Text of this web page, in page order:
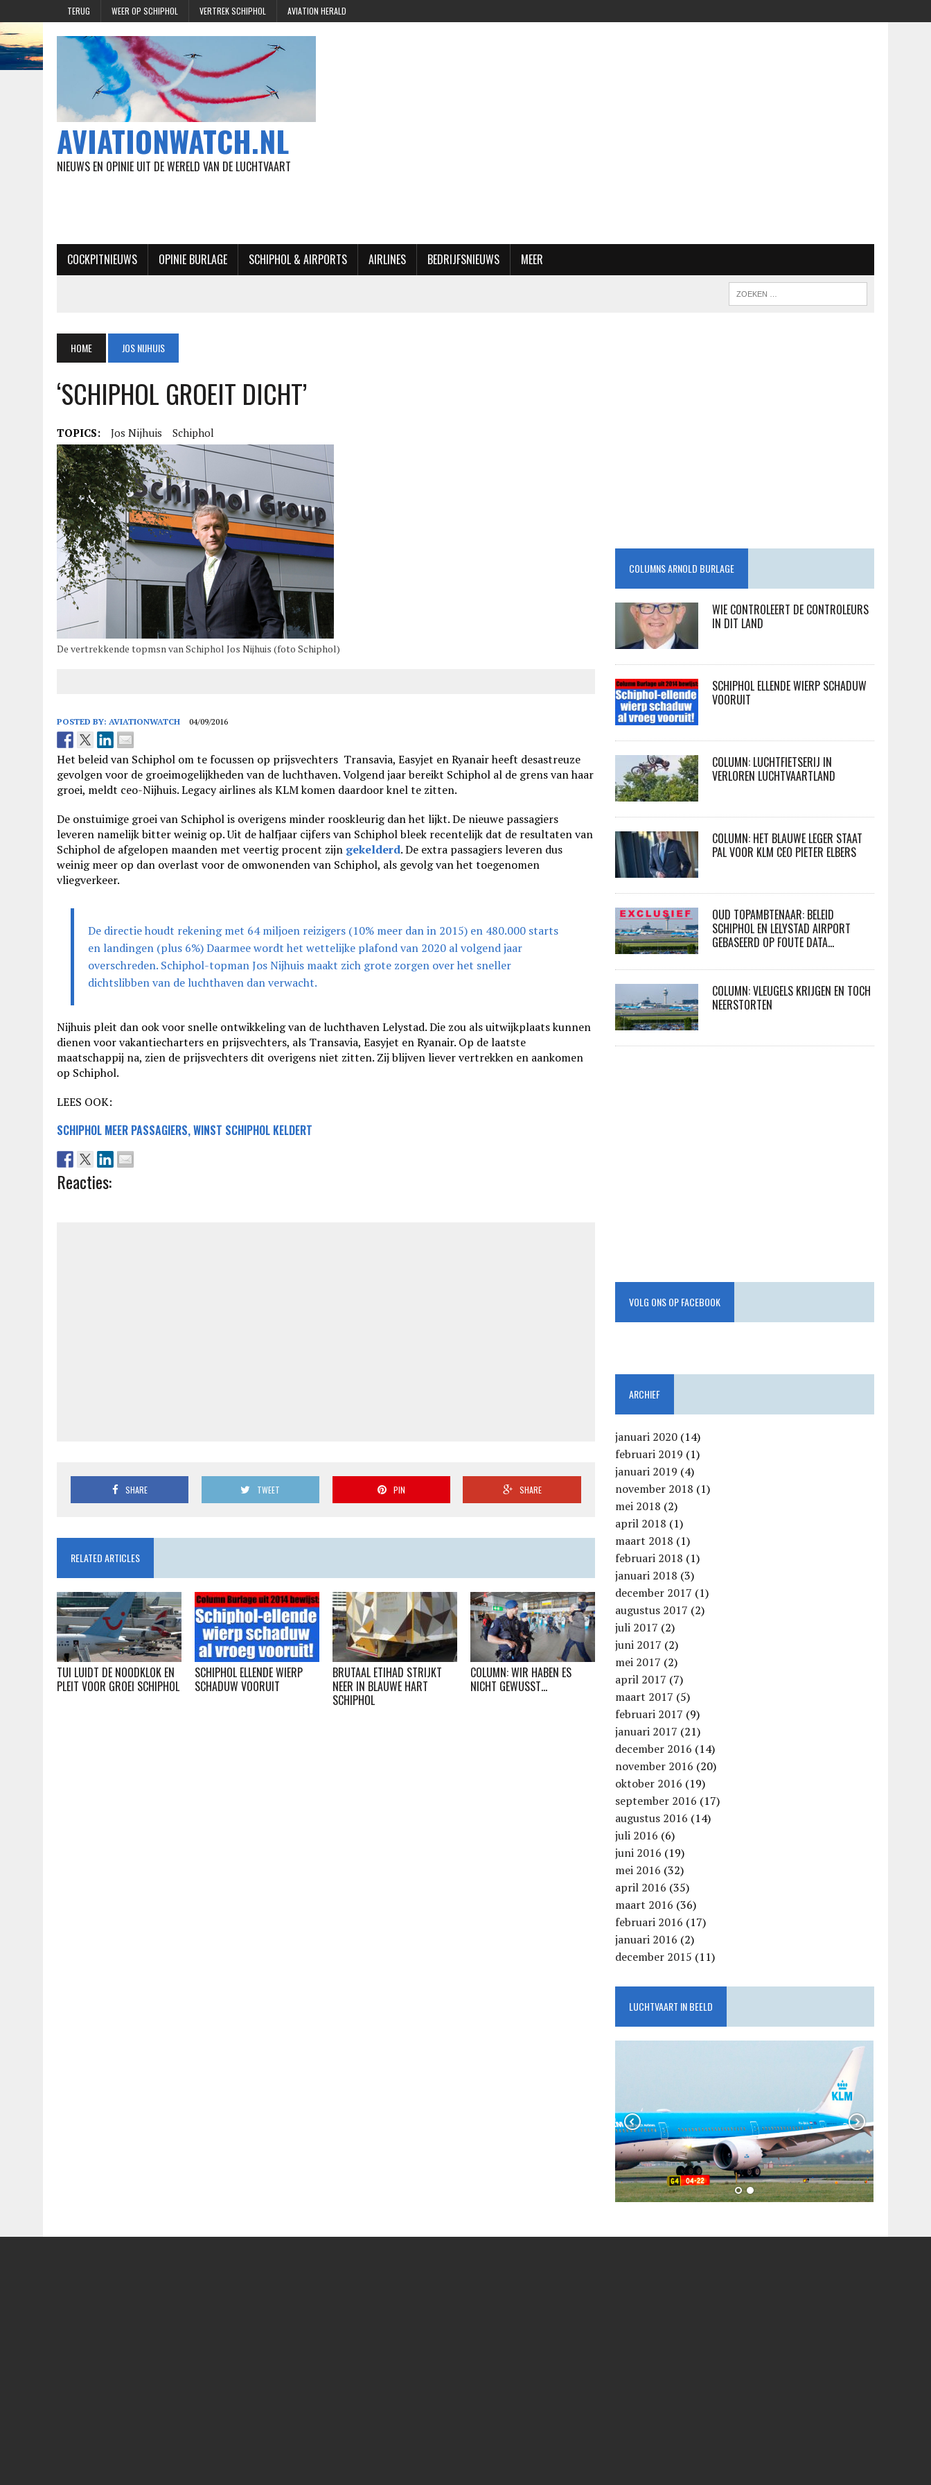
TERUG WEER OP SCHIPHOL VERTREK SCHIPHOL AVIATION HERALD
AVIATIONWATCH.NL
NIEUWS EN OPINIE UIT DE WERELD VAN DE LUCHTVAART
COCKPITNIEUWS OPINIE BURLAGE SCHIPHOL & AIRPORTS AIRLINES BEDRIJFSNIEUWS MEER
HOME JOS NIJHUIS
‘SCHIPHOL GROEIT DICHT’
TOPICS: Jos Nijhuis Schiphol
De vertrekkende topmsn van Schiphol Jos Nijhuis (foto Schiphol)
POSTED BY: AVIATIONWATCH 04/09/2016
Het beleid van Schiphol om te focussen op prijsvechters Transavia, Easyjet en Ryanair heeft desastreuze
gevolgen voor de groeimogelijkheden van de luchthaven. Volgend jaar bereikt Schiphol al de grens van haar
groei, meldt ceo-Nijhuis. Legacy airlines als KLM komen daardoor knel te zitten.
De onstuimige groei van Schiphol is overigens minder rooskleurig dan het lijkt. De nieuwe passagiers
leveren namelijk bitter weinig op. Uit de halfjaar cijfers van Schiphol bleek recentelijk dat de resultaten van
Schiphol de afgelopen maanden met veertig procent zijn gekelderd. De extra passagiers leveren dus
weinig meer op dan overlast voor de omwonenden van Schiphol, als gevolg van het toegenomen
vliegverkeer.
De directie houdt rekening met 64 miljoen reizigers (10% meer dan in 2015) en 480.000 starts
en landingen (plus 6%) Daarmee wordt het wettelijke plafond van 2020 al volgend jaar
overschreden. Schiphol-topman Jos Nijhuis maakt zich grote zorgen over het sneller
dichtslibben van de luchthaven dan verwacht.
Nijhuis pleit dan ook voor snelle ontwikkeling van de luchthaven Lelystad. Die zou als uitwijkplaats kunnen
dienen voor vakantiecharters en prijsvechters, als Transavia, Easyjet en Ryanair. Op de laatste
maatschappij na, zien de prijsvechters dit overigens niet zitten. Zij blijven liever vertrekken en aankomen
op Schiphol.
LEES OOK:
SCHIPHOL MEER PASSAGIERS, WINST SCHIPHOL KELDERT
Reacties:
SHARE TWEET PIN SHARE
RELATED ARTICLES
TUI LUIDT DE NOODKLOK EN
PLEIT VOOR GROEI SCHIPHOL
SCHIPHOL ELLENDE WIERP
SCHADUW VOORUIT
BRUTAAL ETIHAD STRIJKT
NEER IN BLAUWE HART
SCHIPHOL
COLUMN: WIR HABEN ES
NICHT GEWUSST…
COLUMNS ARNOLD BURLAGE
WIE CONTROLEERT DE CONTROLEURS
IN DIT LAND
SCHIPHOL ELLENDE WIERP SCHADUW
VOORUIT
COLUMN: LUCHTFIETSERIJ IN
VERLOREN LUCHTVAARTLAND
COLUMN: HET BLAUWE LEGER STAAT
PAL VOOR KLM CEO PIETER ELBERS
OUD TOPAMBTENAAR: BELEID
SCHIPHOL EN LELYSTAD AIRPORT
GEBASEERD OP FOUTE DATA…
COLUMN: VLEUGELS KRIJGEN EN TOCH
NEERSTORTEN
VOLG ONS OP FACEBOOK
ARCHIEF
januari 2020 (14)
februari 2019 (1)
januari 2019 (4)
november 2018 (1)
mei 2018 (2)
april 2018 (1)
maart 2018 (1)
februari 2018 (1)
januari 2018 (3)
december 2017 (1)
augustus 2017 (2)
juli 2017 (2)
juni 2017 (2)
mei 2017 (2)
april 2017 (7)
maart 2017 (5)
februari 2017 (9)
januari 2017 (21)
december 2016 (14)
november 2016 (20)
oktober 2016 (19)
september 2016 (17)
augustus 2016 (14)
juli 2016 (6)
juni 2016 (19)
mei 2016 (32)
april 2016 (35)
maart 2016 (36)
februari 2016 (17)
januari 2016 (2)
december 2015 (11)
LUCHTVAART IN BEELD